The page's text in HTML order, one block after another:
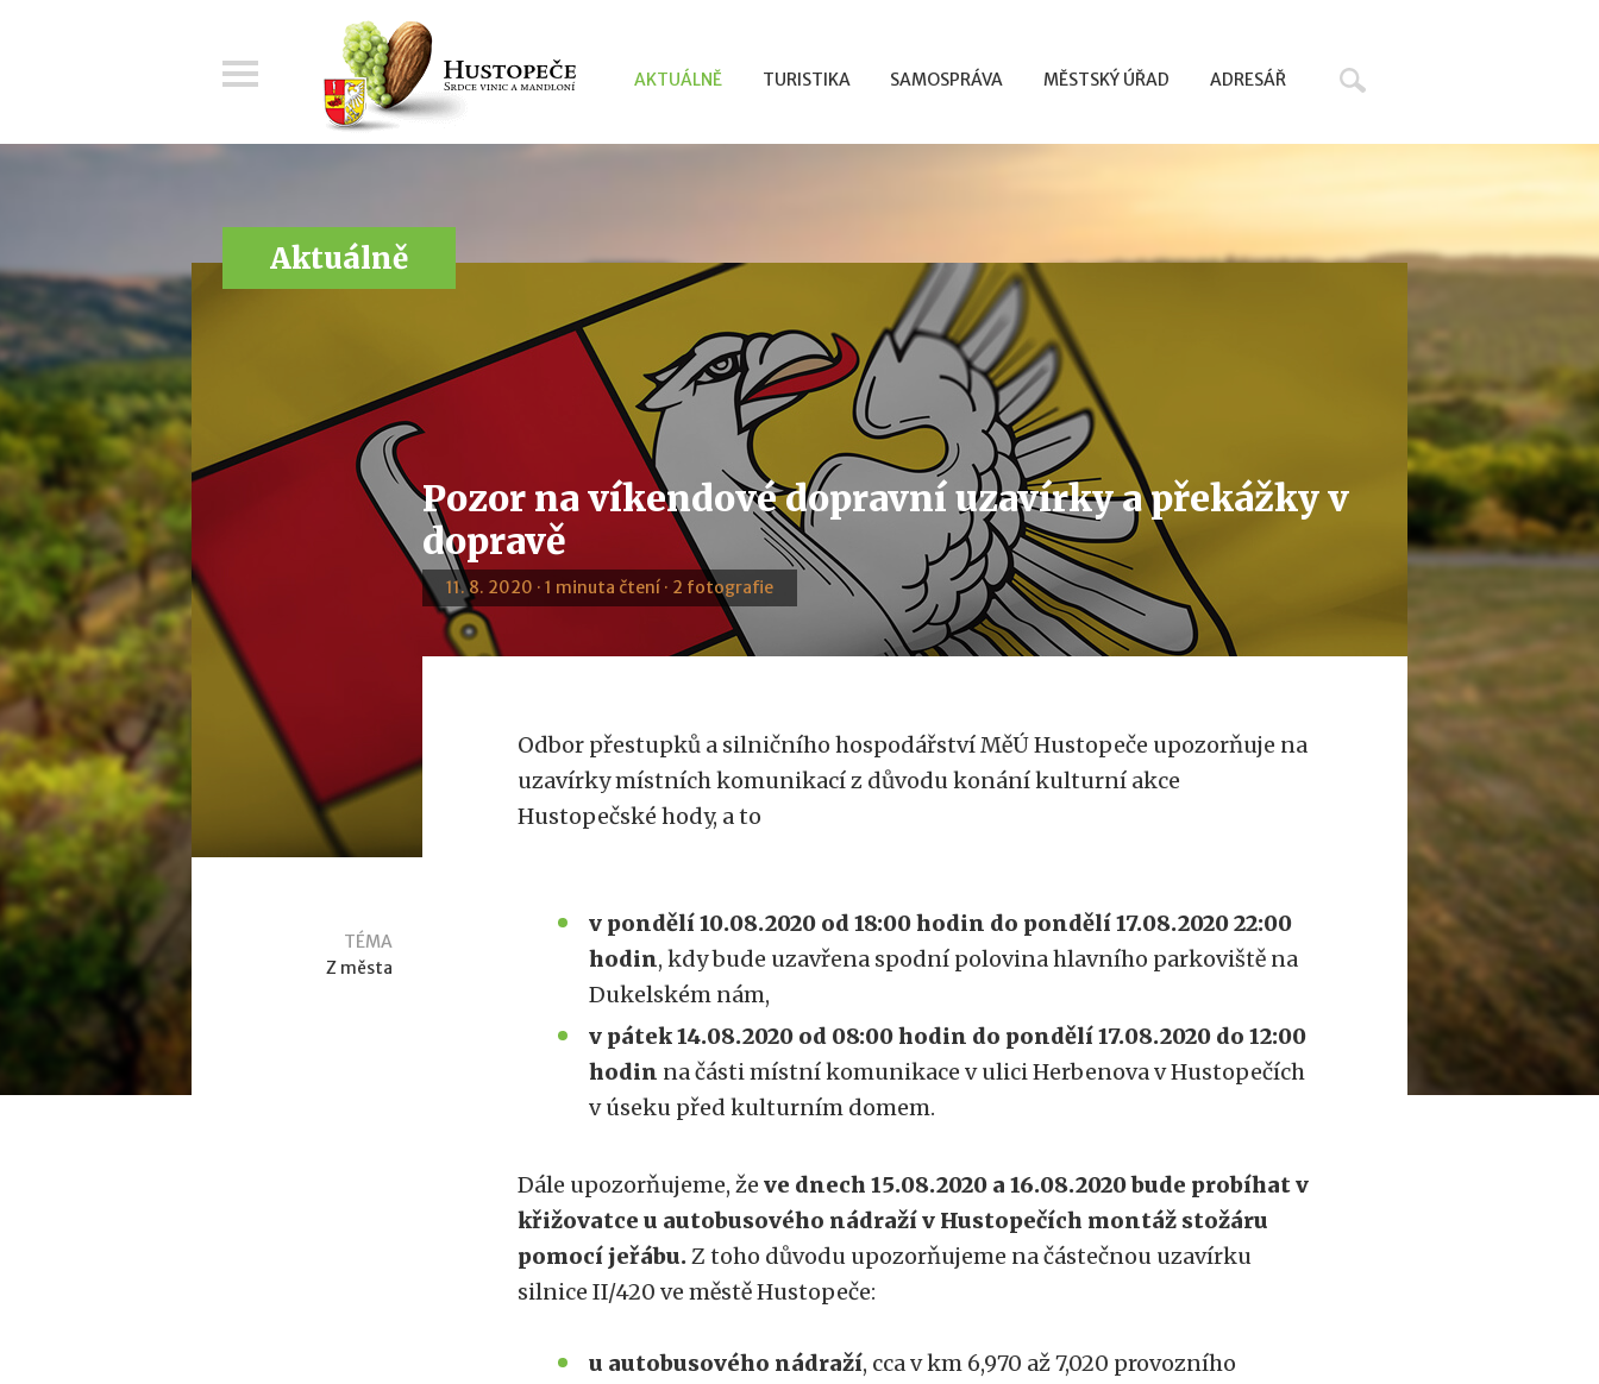
AKTUÁLNĚ TURISTIKA SAMOSPRÁVA MĚSTSKÝ ÚŘAD ADRESÁŘ
Aktuálně
Pozor na víkendové dopravní uzavírky a překážky v
dopravě
11. 8. 2020 · 1 minuta čtení · 2 fotografie
TÉMA
Z města
Odbor přestupků a silničního hospodářství MěÚ Hustopeče upozorňuje na
uzavírky místních komunikací z důvodu konání kulturní akce
Hustopečské hody, a to
v pondělí 10.08.2020 od 18:00 hodin do pondělí 17.08.2020 22:00
hodin, kdy bude uzavřena spodní polovina hlavního parkoviště na
Dukelském nám,
v pátek 14.08.2020 od 08:00 hodin do pondělí 17.08.2020 do 12:00
hodin na části místní komunikace v ulici Herbenova v Hustopečích
v úseku před kulturním domem.
Dále upozorňujeme, že ve dnech 15.08.2020 a 16.08.2020 bude probíhat v
křižovatce u autobusového nádraží v Hustopečích montáž stožáru
pomocí jeřábu.Z toho důvodu upozorňujeme na částečnou uzavírku
silnice II/420 ve městě Hustopeče:
u autobusového nádraží, cca v km 6,970 až 7,020 provozního